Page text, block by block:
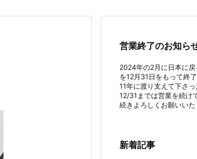
営業終了のお知ら
2024年の2月に日本に
を12月31日をもって終
11年に渡り支えて下さ
12/31までは営業を続け
続きよろしくお願いいた
新着記事